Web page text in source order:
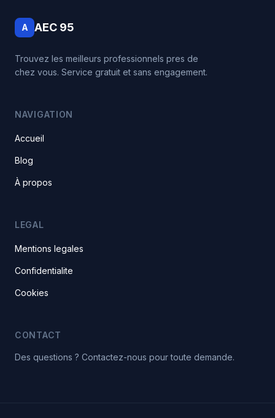
A AEC 95
Trouvez les meilleurs professionnels pres de
chez vous. Service gratuit et sans engagement.
NAVIGATION
Accueil
Blog
À propos
LEGAL
Mentions legales
Confidentialite
Cookies
CONTACT
Des questions ? Contactez-nous pour toute demande.